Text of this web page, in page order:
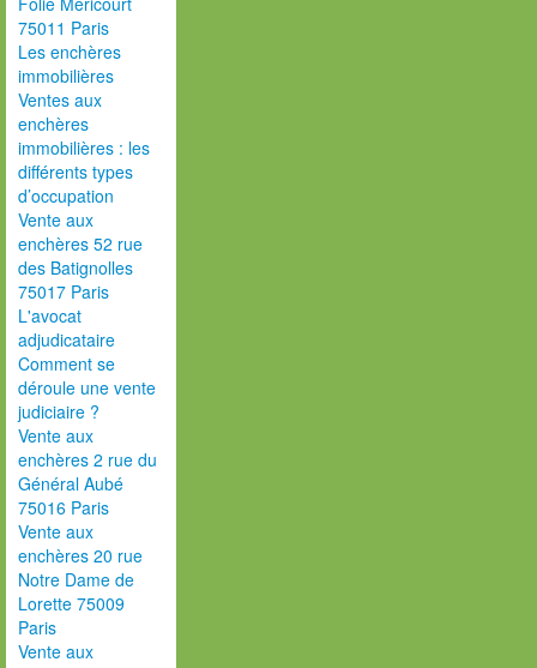
75011 Paris
Les enchères
immobilières
Ventes aux
enchères
immobilières : les
différents types
d’occupation
Vente aux
enchères 52 rue
des Batignolles
75017 Paris
L'avocat
adjudicataire
Comment se
déroule une vente
judiciaire ?
Vente aux
enchères 2 rue du
Général Aubé
75016 Paris
Vente aux
enchères 20 rue
Notre Dame de
Lorette 75009
Paris
Vente aux